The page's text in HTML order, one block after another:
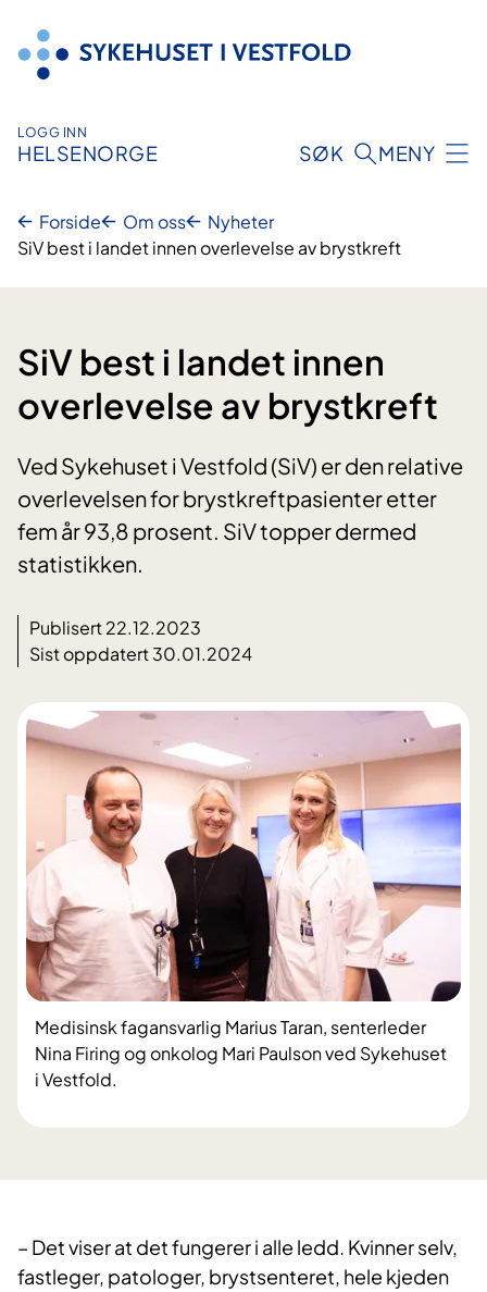
innhold
LOGG INN
HELSENORGE SØK MENY
Forside Om oss
Nyheter
SiV best i landet innen overlevelse av brystkreft
SiV best i landet innen
overlevelse av brystkreft
Ved Sykehuset i Vestfold (SiV) er den relative
overlevelsen for brystkreftpasienter etter
fem år 93,8 prosent. SiV topper dermed
statistikken.
Publisert 22.12.2023
Sist oppdatert 30.01.2024
Medisinsk fagansvarlig Marius Taran, senterleder
Nina Firing og onkolog Mari Paulson ved Sykehuset
i Vestfold.
– Det viser at det fungerer i alle ledd. Kvinner selv,
fastleger, patologer, brystsenteret, hele kjeden